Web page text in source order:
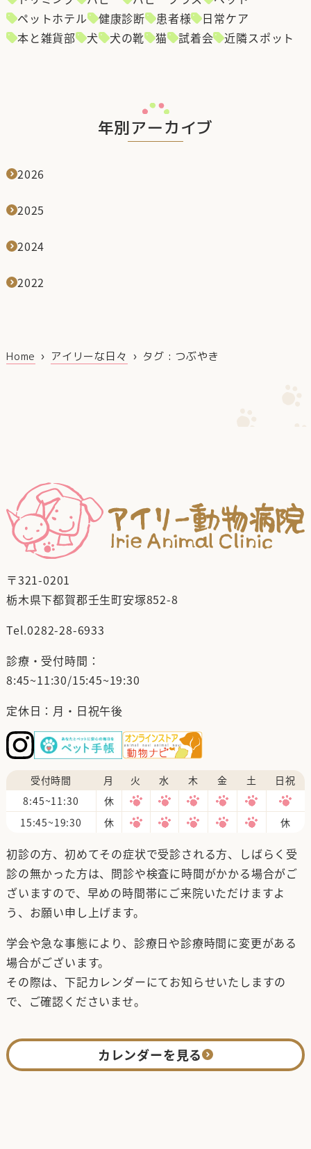
ペットホテル
健康診断 患者様
日常ケア
本と雑貨部
犬 犬の靴 猫 試着会 近隣スポット
年別アーカイブ
2026
2025
2024
2022
Home アイリーな日々 タグ : つぶやき
〒321-0201
栃木県下都賀郡壬生町安塚852-8
Tel.0282-28-6933
診療・受付時間：
8:45~11:30/15:45~19:30
定休日：月・日祝午後
受付時間 月 火 水 木 金 土
日祝
8:45~11:30
休
15:45~19:30
休 休
初診の方、初めてその症状で受診される方、しばらく受
診の無かった方は、問診や検査に時間がかかる場合がご
ざいますので、早めの時間帯にご来院いただけますよ
う、お願い申し上げます。
学会や急な事態により、診療日や診療時間に変更がある
場合がございます。
その際は、下記カレンダーにてお知らせいたしますの
で、ご確認くださいませ。
カレンダーを見る